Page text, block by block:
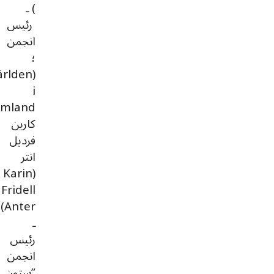
) ـ
رئيس
انجمن
؛
i
كارين
فرديل
انتر
(Karin
Fridell
Anter)
ـ
رئیس
انجمن